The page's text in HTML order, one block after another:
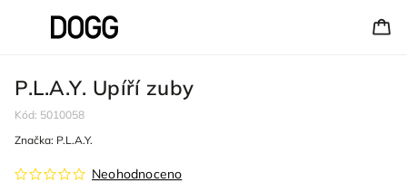
P.L.A.Y. Upíří zuby
Kód: 5010058
Neohodnoceno
Značka: P.L.A.Y.